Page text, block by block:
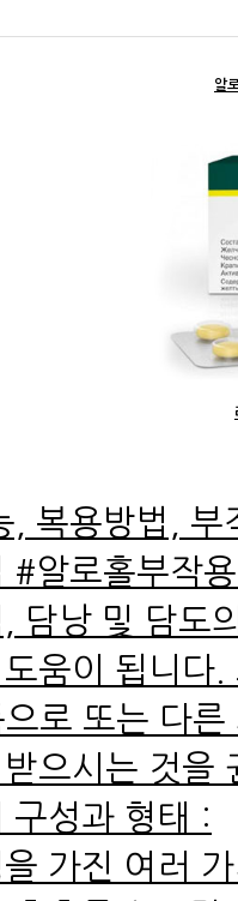
알
, 복용방법, 부
#알로홀부작
담낭 및 담도
움이 됩니다
로 또는 다
으시는 것을
성과 형태 :
가진 여러